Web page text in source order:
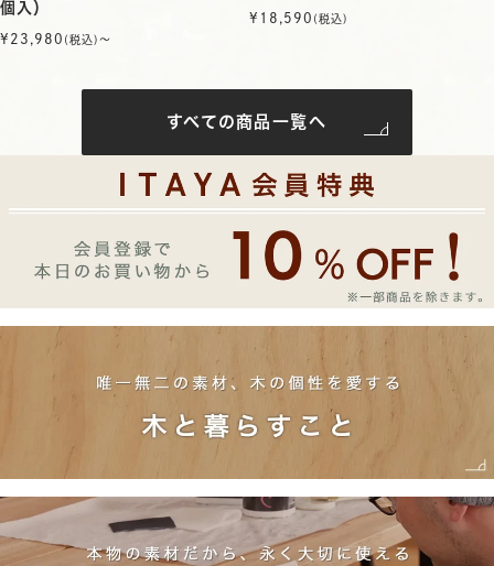
個入）
¥23,980 (税込)〜
¥18,590 (税込)
すべての商品一覧へ